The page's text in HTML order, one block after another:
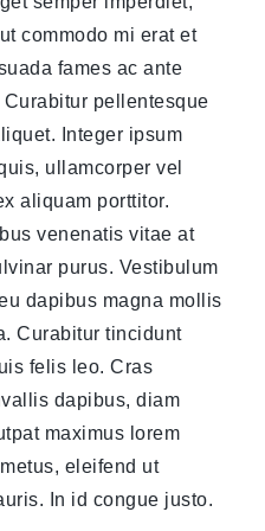
commodo mi erat et
fames ac ante
pellentesque
Integer ipsum
ullamcorper vel
aliquam porttitor.
venenatis vitae at
purus. Vestibulum
dapibus magna mollis
Curabitur tincidunt
felis leo. Cras
dapibus, diam
maximus lorem
eleifend ut
In id congue justo.